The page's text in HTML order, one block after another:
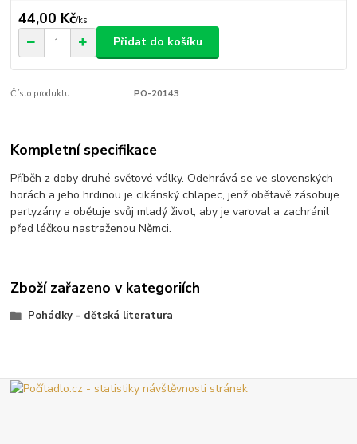
44,00 Kč/ks
Přidat do košíku
Číslo produktu: PO-20143
Kompletní specifikace
Příběh z doby druhé světové války. Odehrává se ve slovenských
horách a jeho hrdinou je cikánský chlapec, jenž obětavě zásobuje
partyzány a obětuje svůj mladý život, aby je varoval a zachránil
před léčkou nastraženou Němci.
Zboží zařazeno v kategoriích
Pohádky - dětská literatura